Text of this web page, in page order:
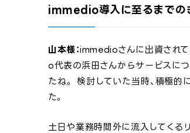
immedio導入に至るまでの
山本様：immedioさんに出資され
o代表の浜田さんからサービスに
たね。 検討していた当時、積極
た。
土日や業務時間外に流入してくる